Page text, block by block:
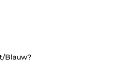
Blauw?